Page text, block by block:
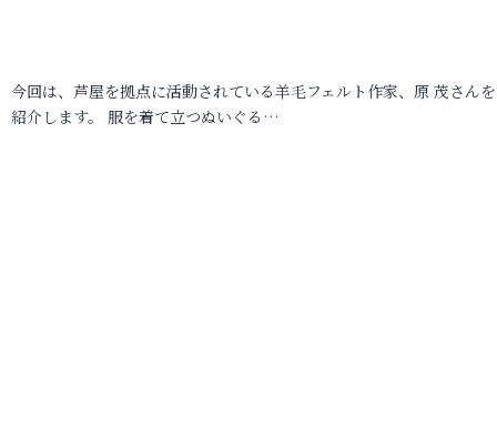
今回は、芦屋を拠点に活動されている羊毛フェルト作家、原 茂さん
紹介します。 服を着て立つぬいぐる…